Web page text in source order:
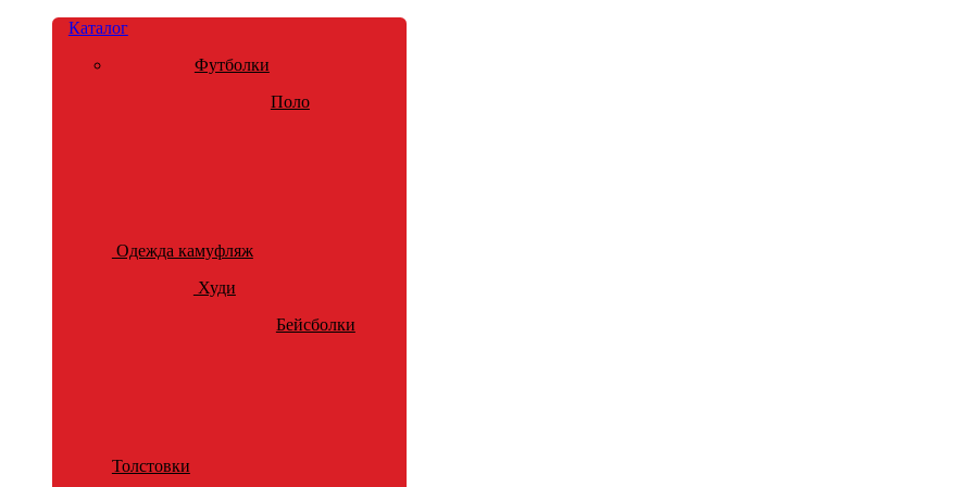
Каталог
Футболки
Поло
Одежда камуфляж
Худи
Бейсболки
Толстовки